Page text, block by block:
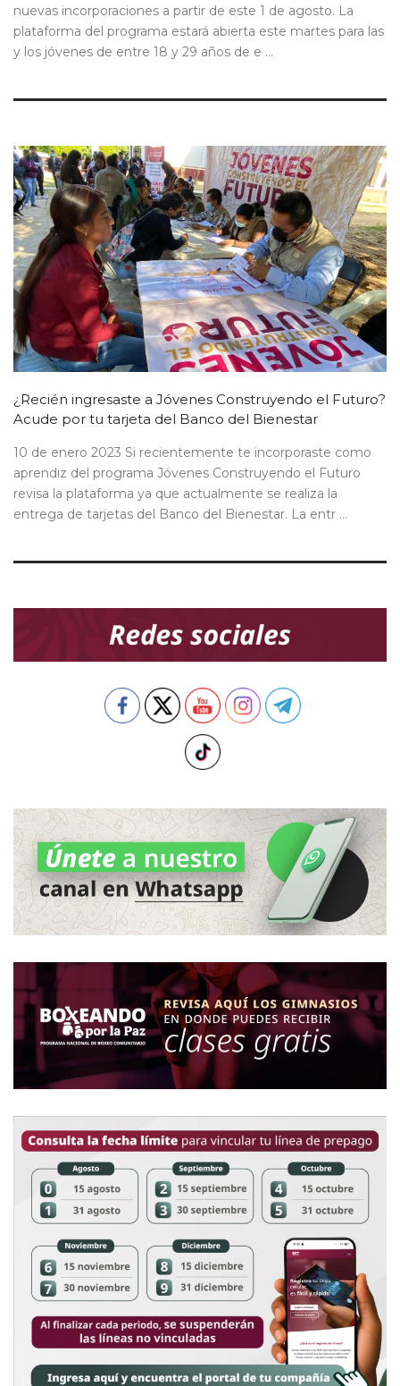
nuevas incorporaciones a partir de este 1 de agosto. La
plataforma del programa estará abierta este martes para las
y los jóvenes de entre 18 y 29 años de e ...
¿Recién ingresaste a Jóvenes Construyendo el Futuro?
Acude por tu tarjeta del Banco del Bienestar
10 de enero 2023 Si recientemente te incorporaste como
aprendiz del programa Jóvenes Construyendo el Futuro
revisa la plataforma ya que actualmente se realiza la
entrega de tarjetas del Banco del Bienestar. La entr ...